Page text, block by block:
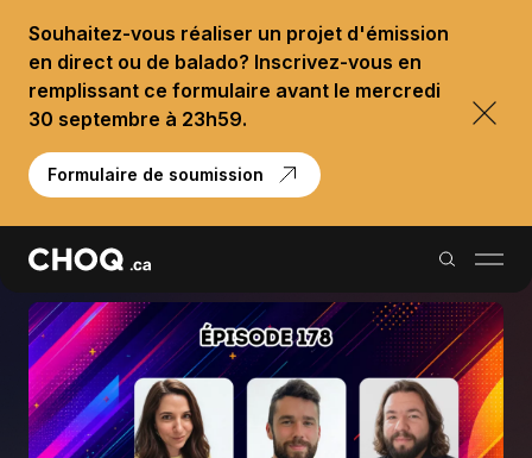
Souhaitez-vous réaliser un projet d'émission
en direct ou de balado? Inscrivez-vous en
remplissant ce formulaire avant le mercredi
30 septembre à 23h59.
Formulaire de soumission
Balados
Reportages